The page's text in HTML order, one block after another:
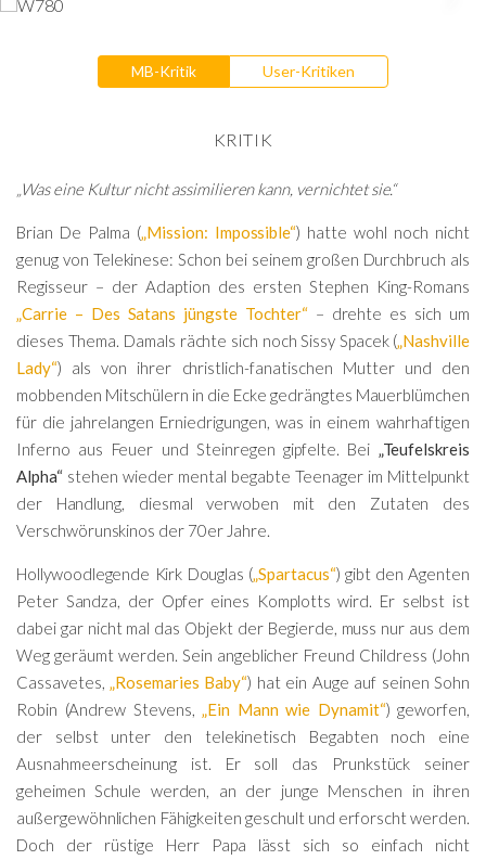
MB-Kritik User-Kritiken
KRITIK
„Was eine Kultur nicht assimilieren kann, vernichtet sie.“
Brian De Palma („Mission: Impossible“) hatte wohl noch nicht
genug von Telekinese: Schon bei seinem großen Durchbruch als
Regisseur – der Adaption des ersten Stephen King-Romans
„Carrie – Des Satans jüngste Tochter“ – drehte es sich um
dieses Thema. Damals rächte sich noch Sissy Spacek ( „Nashville
Lady“) als von ihrer christlich-fanatischen Mutter und den
mobbenden Mitschülern in die Ecke gedrängtes Mauerblümchen
für die jahrelangen Erniedrigungen, was in einem wahrhaftigen
Inferno aus Feuer und Steinregen gipfelte. Bei
„Teufelskreis
Alpha“ stehen wieder mental begabte Teenager im Mittelpunkt
der Handlung, diesmal verwoben mit den Zutaten des
Verschwörunskinos der 70er Jahre.
Hollywoodlegende Kirk Douglas ( „Spartacus“) gibt den Agenten
Peter Sandza, der Opfer eines Komplotts wird. Er selbst ist
dabei gar nicht mal das Objekt der Begierde, muss nur aus dem
Weg geräumt werden. Sein angeblicher Freund Childress (John
Cassavetes,
„Rosemaries Baby“) hat ein Auge auf seinen Sohn
Robin (Andrew Stevens,
„Ein Mann wie Dynamit“) geworfen,
der selbst unter den telekinetisch Begabten noch eine
Ausnahmeerscheinung ist. Er soll das Prunkstück seiner
geheimen Schule werden, an der junge Menschen in ihren
außergewöhnlichen Fähigkeiten geschult und erforscht werden.
Doch der rüstige Herr Papa lässt sich so einfach nicht